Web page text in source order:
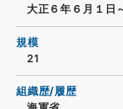
大正６年６月１日
規模
21
組織歴/履歴